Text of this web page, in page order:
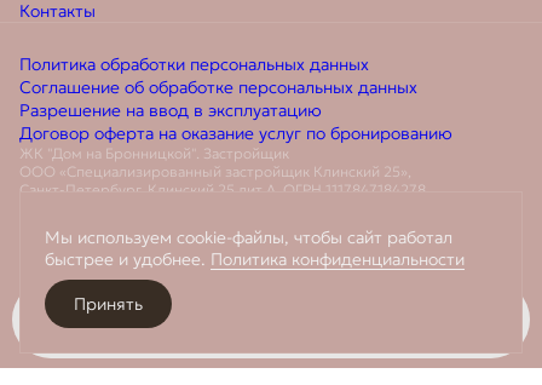
Контакты
Политика обработки персональных данных
Соглашение об обработке персональных данных
Разрешение на ввод в эксплуатацию
Договор оферта на оказание услуг по бронированию
ЖК "Дом на Бронницкой". Застройщик
ООО «Специализированный застройщик Клинский 25»,
Санкт-Петербург, Клинский 25 лит А. ОГРН 1117847184278
Любая информация, представленная на данном сайте, носит
исключительно информационный характер, не является публичной
офертой, определяемой положениями статьи 437 ГК РФ.
Разработано
Мы используем cookie-файлы, чтобы сайт работал
быстрее и удобнее. Политика конфиденциальности
Принять